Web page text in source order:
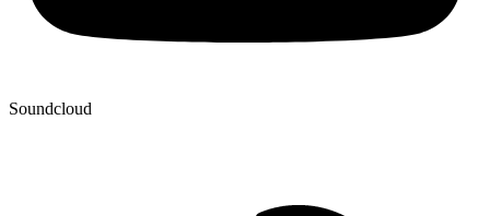
Soundcloud